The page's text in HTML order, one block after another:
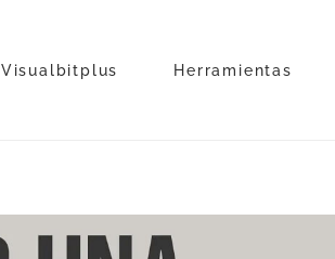
Visualbitplus Herramientas